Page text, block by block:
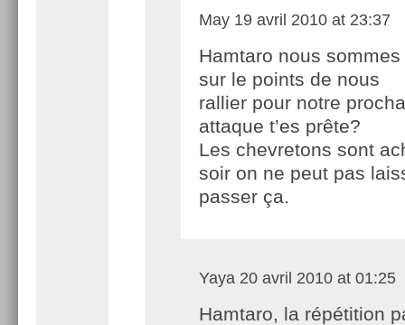
May 19 avril 2010 at 23:37
Hamtaro nous sommes
sur le points de nous
rallier pour notre
attaque t’es prête?
Les chevretons sont
soir on ne peut pas
passer ça.
Yaya 20 avril 2010 at 01:25
Hamtaro, la répétition